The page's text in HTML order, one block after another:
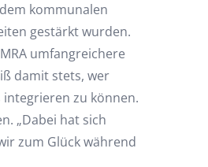
kommunalen
gestärkt wurden.
umfangreichere
damit stets, wer
zu können.
„Dabei hat sich
zum Glück während